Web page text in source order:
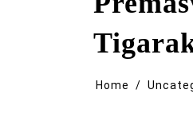
Home